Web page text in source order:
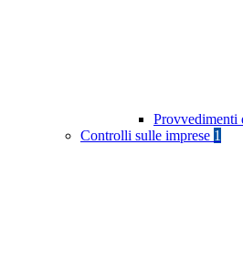
Provvedimenti
Controlli sulle imprese 1